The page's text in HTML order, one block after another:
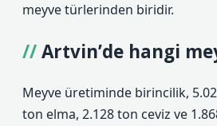
meyve türlerinden biridir.
Artvin’de hangi
Meyve üretiminde birincilik,
ton elma, 2.128 ton ceviz ve